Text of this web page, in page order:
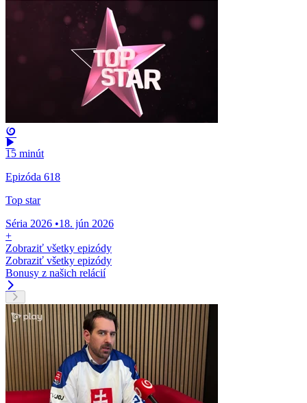
15 minút
Epizóda 618
Top star
Séria 2026 •18. jún 2026
+
Zobraziť všetky epizódy
Zobraziť všetky epizódy
Bonusy z našich relácií